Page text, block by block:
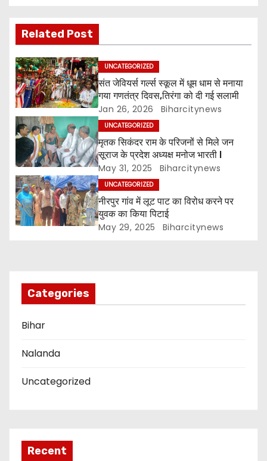
t
n
a
v
i
g
a
t
i
n
Related Post
UNCATEGORIZED
संत जेवियर्स गर्ल्स स्कूल में धूम धाम से मनाया
गया गणतंत्र दिवस,तिरंगा को दी गई सलामी
Jan 26, 2026 Biharcitynews
UNCATEGORIZED
मृतक सिकंदर राम के परिजनों से मिले जन
सूराज के प्रदेश अध्यक्ष मनोज भारती l
May 31, 2025 Biharcitynews
UNCATEGORIZED
नीरपुर गांव में लूट पाट का विरोध करने पर
युवक का किया पिटाई
May 29, 2025 Biharcitynews
Categories
Bihar
Nalanda
Uncategorized
Recent